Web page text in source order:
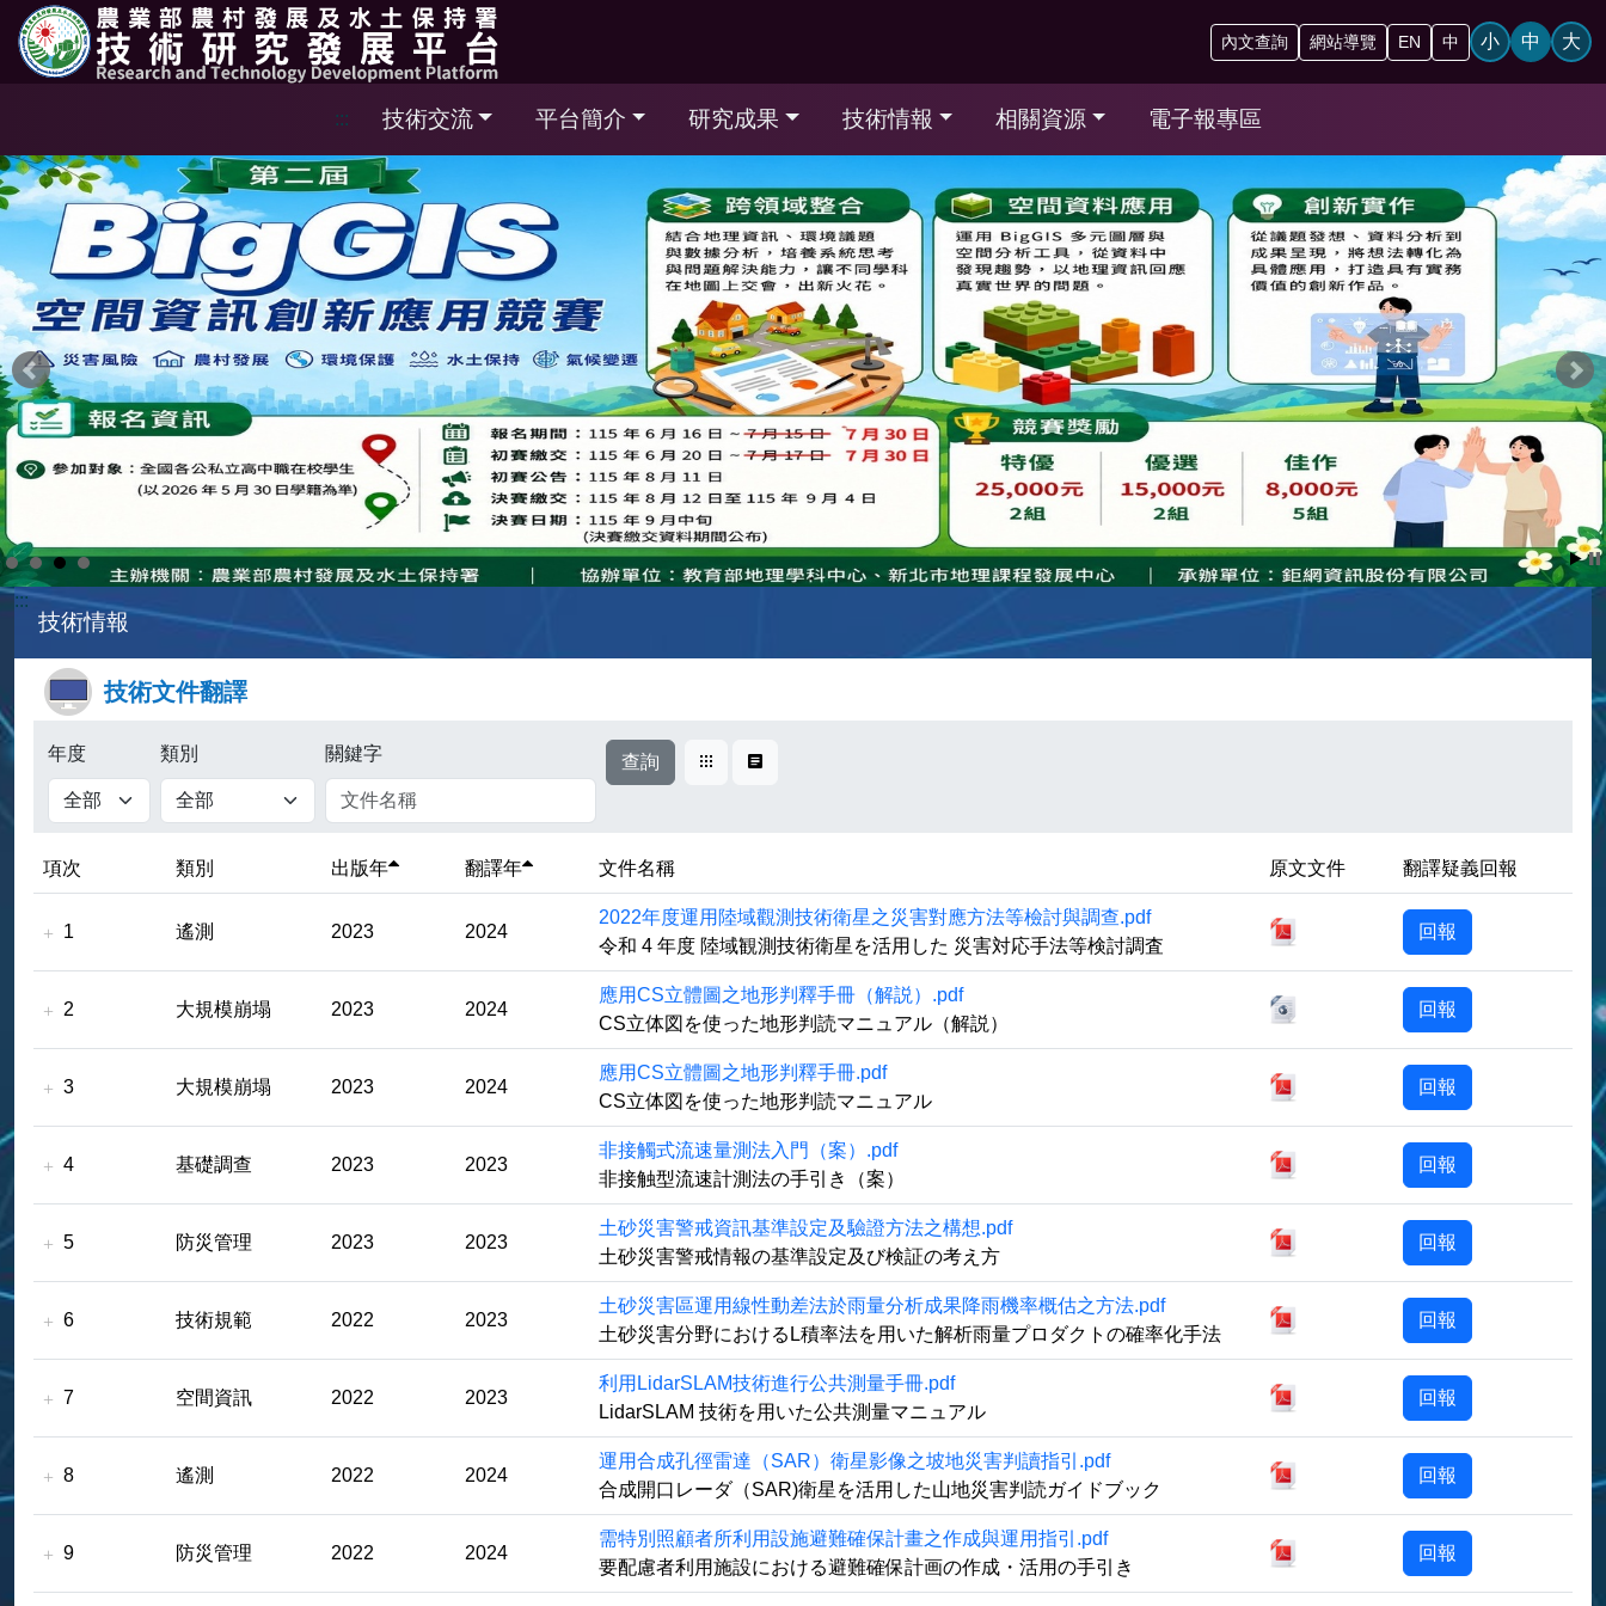
跳到主要內容區塊
內文查詢 網站導覽 EN 中 小 中 大
::: 技術交流 平台簡介 研究成果 技術情報 相關資源 電子報專區
:::
技術情報
技術文件翻譯
年度 類別 關鍵字 查詢 卡片式表格式
項次 類別 出版年 翻譯年 文件名稱 原文文件 翻譯疑義回報
1 遙測 2023 2024
2022年度運用陸域觀測技術衛星之災害對應方法等檢討與調查.pdf
令和 4 年度 陸域観測技術衛星を活用した 災害対応手法等検討調査
下載檔案 回報
2 大規模崩塌 2023 2024
應用CS立體圖之地形判釋手冊（解説）.pdf
CS立体図を使った地形判読マニュアル（解説）
下載檔案 回報
3 大規模崩塌 2023 2024
應用CS立體圖之地形判釋手冊.pdf
CS立体図を使った地形判読マニュアル
下載檔案 回報
4 基礎調查 2023 2023
非接觸式流速量測法入門（案）.pdf
非接触型流速計測法の手引き（案）
下載檔案 回報
5 防災管理 2023 2023
土砂災害警戒資訊基準設定及驗證方法之構想.pdf
土砂災害警戒情報の基準設定及び検証の考え方
下載檔案 回報
6 技術規範 2022 2023
土砂災害區運用線性動差法於雨量分析成果降雨機率概估之方法.pdf
土砂災害分野におけるL積率法を用いた解析雨量プロダクトの確率化手法
下載檔案 回報
7 空間資訊 2022 2023
利用LidarSLAM技術進行公共測量手冊.pdf
LidarSLAM 技術を用いた公共測量マニュアル
下載檔案 回報
8 遙測 2022 2024
運用合成孔徑雷達（SAR）衛星影像之坡地災害判讀指引.pdf
合成開口レーダ（SAR)衛星を活用した山地災害判読ガイドブック
下載檔案 回報
9 防災管理 2022 2024
需特別照顧者所利用設施避難確保計畫之作成與運用指引.pdf
要配慮者利用施設における避難確保計画の作成・活用の手引き
下載檔案 回報